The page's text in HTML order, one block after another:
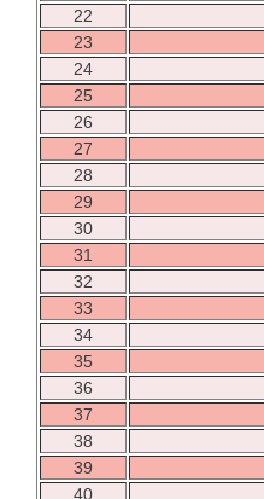
22
23
24
25
26
27
28
29
30
31
32
33
34
35
36
37
38
39
40